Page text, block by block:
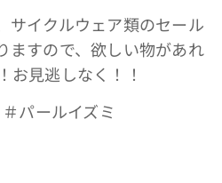
サイクルウェア類のセール
ますので、欲しい物があれ
お見逃しなく！！
パールイズミ